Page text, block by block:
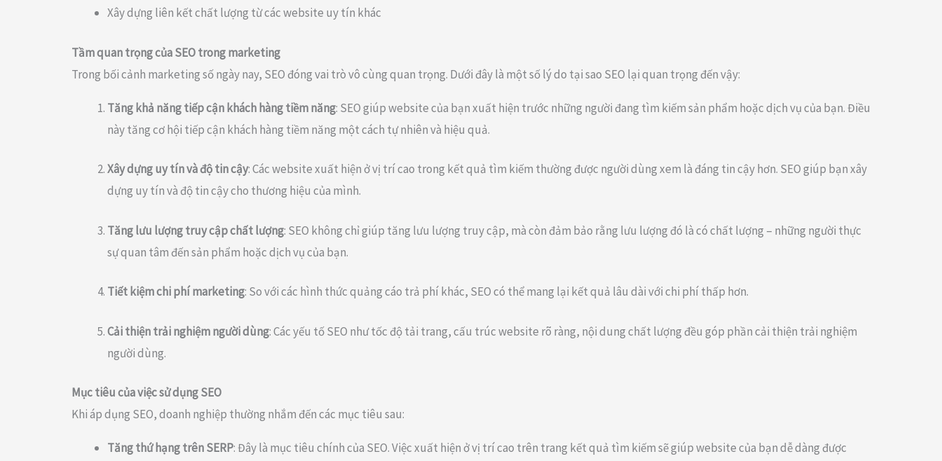
Xây dựng liên kết chất lượng từ các website uy tín khác
Tầm quan trọng của SEO trong marketing
Trong bối cảnh marketing số ngày nay, SEO đóng vai trò vô cùng quan trọng. Dưới đây là một số lý do tại sao SEO lại quan trọng đến vậy:
Tăng khả năng tiếp cận khách hàng tiềm năng: SEO giúp website của bạn xuất hiện trước những người đang tìm kiếm sản phẩm hoặc dịch vụ của bạn. Điều
này tăng cơ hội tiếp cận khách hàng tiềm năng một cách tự nhiên và hiệu quả.
Xây dựng uy tín và độ tin cậy: Các website xuất hiện ở vị trí cao trong kết quả tìm kiếm thường được người dùng xem là đáng tin cậy hơn. SEO giúp bạn xây
dựng uy tín và độ tin cậy cho thương hiệu của mình.
Tăng lưu lượng truy cập chất lượng: SEO không chỉ giúp tăng lưu lượng truy cập, mà còn đảm bảo rằng lưu lượng đó là có chất lượng – những người thực
sự quan tâm đến sản phẩm hoặc dịch vụ của bạn.
Tiết kiệm chi phí marketing: So với các hình thức quảng cáo trả phí khác, SEO có thể mang lại kết quả lâu dài với chi phí thấp hơn.
Cải thiện trải nghiệm người dùng: Các yếu tố SEO như tốc độ tải trang, cấu trúc website rõ ràng, nội dung chất lượng đều góp phần cải thiện trải nghiệm
người dùng.
Mục tiêu của việc sử dụng SEO
Khi áp dụng SEO, doanh nghiệp thường nhắm đến các mục tiêu sau:
Tăng thứ hạng trên SERP: Đây là mục tiêu chính của SEO. Việc xuất hiện ở vị trí cao trên trang kết quả tìm kiếm sẽ giúp website của bạn dễ dàng được